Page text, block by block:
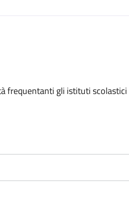
frequentanti gli istituti